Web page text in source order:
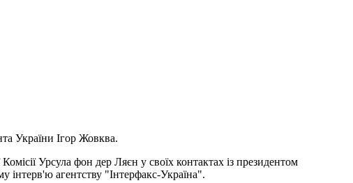
України Ігор Жовква.
Урсула фон дер Ляєн у своїх контактах із президентом
інтерв'ю агентству "Інтерфакс-Україна".